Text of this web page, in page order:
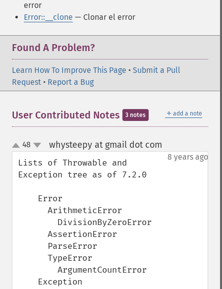
error
Error::__clone — Clonar el error
Found A Problem?
Learn How To Improve This Page • Submit a Pull
Request • Report a Bug
＋ add a note
User Contributed Notes 3 notes
up
down
48 whysteepy at gmail dot com
8 years ago
Lists of Throwable and
Exception tree as of 7.2.0